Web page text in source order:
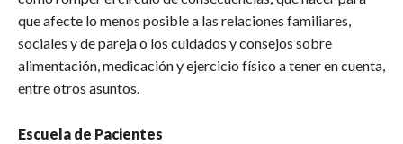
que afecte lo menos posible a las relaciones familiares,
sociales y de pareja o los cuidados y consejos sobre
alimentación, medicación y ejercicio físico a tener en cuenta,
entre otros asuntos.
Escuela de Pacientes